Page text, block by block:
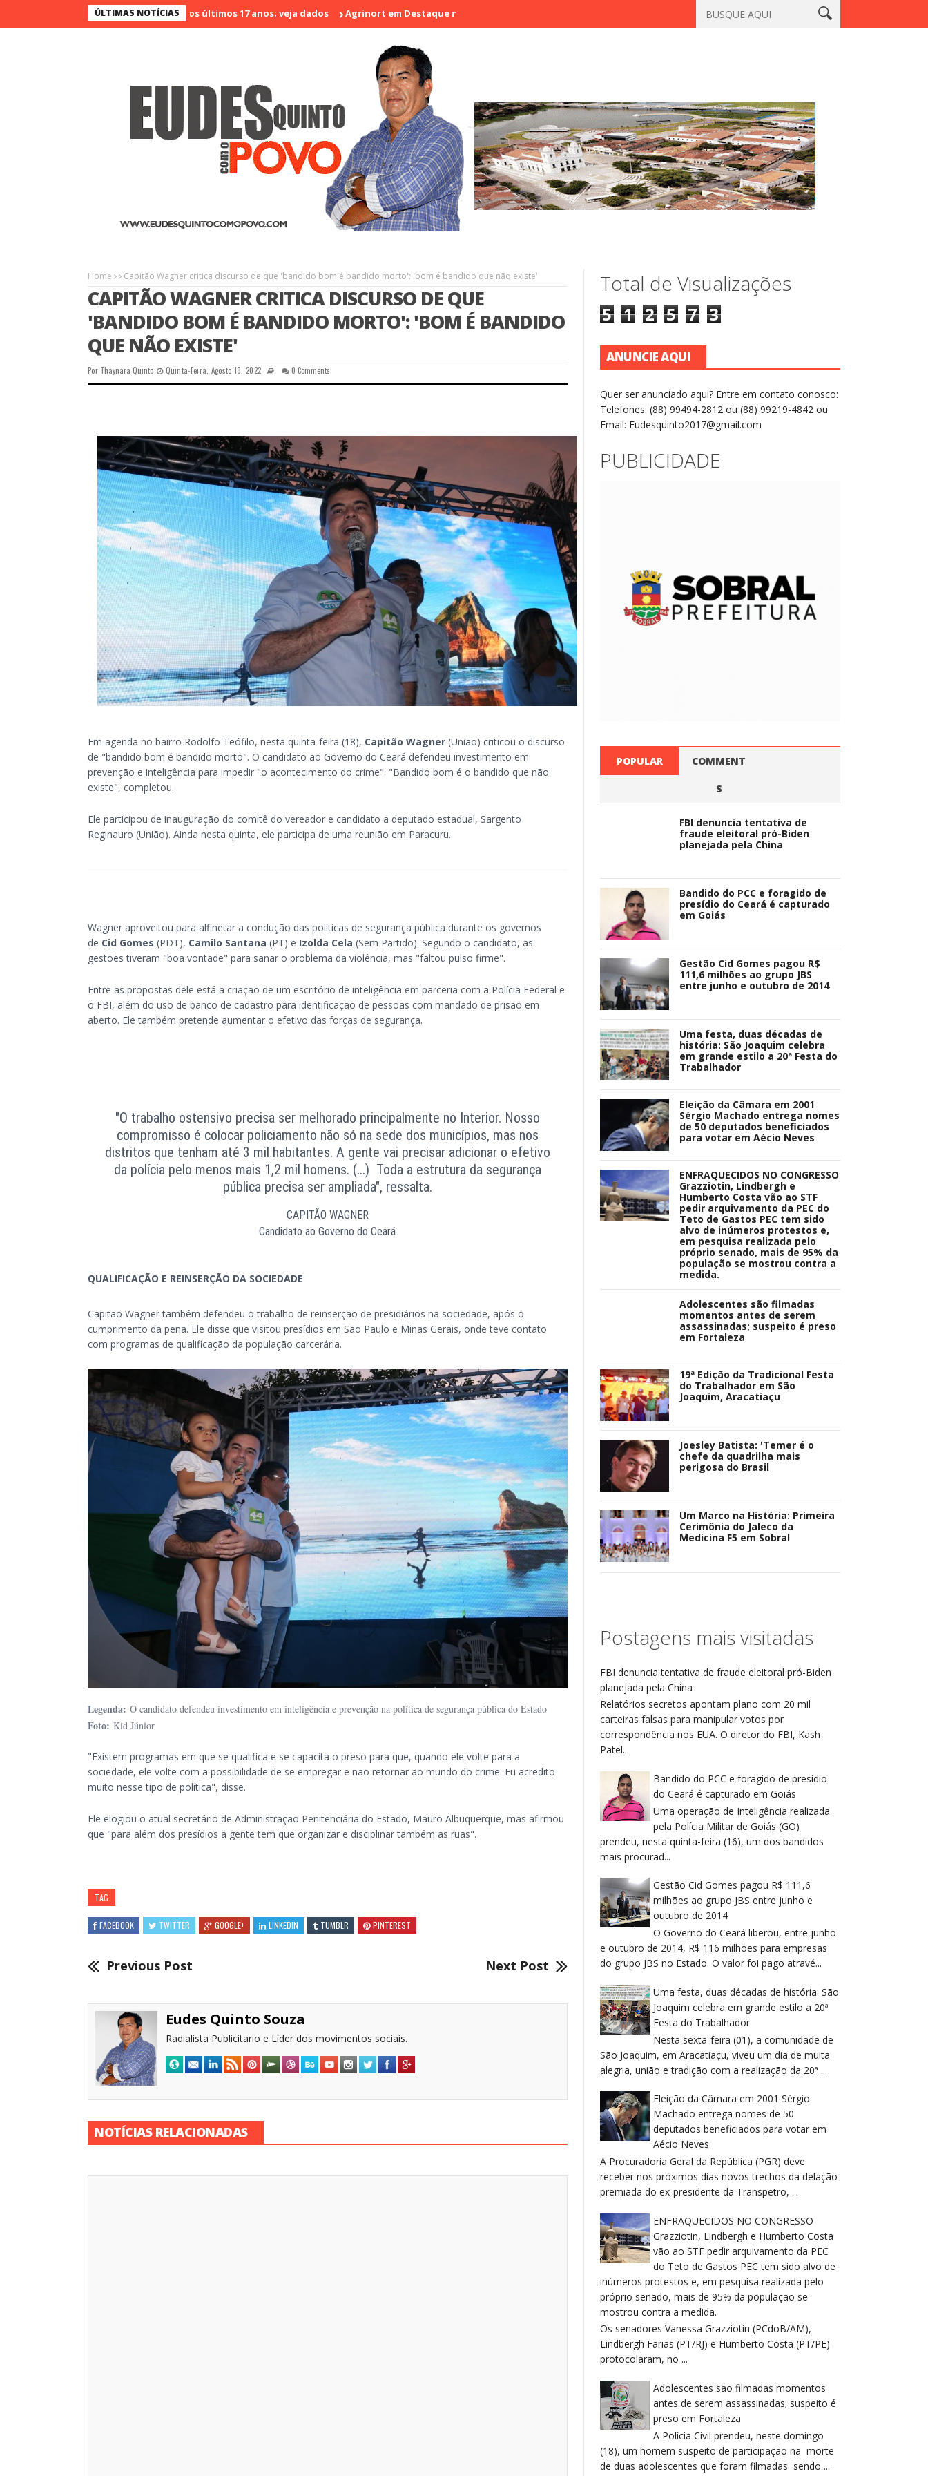
ÚLTIMAS NOTÍCIAS
Ceará é o menos violento nos últimos 17 anos; veja dados Agrinort em Destaque na I Feira de Artesãos e Produtores Rurais de Aracatiaçu, Sobral Vigilante é morto a tiros em laboratório no
Home Capitão Wagner critica discurso de que 'bandido bom é bandido morto': 'bom é bandido que não existe'
CAPITÃO WAGNER CRITICA DISCURSO DE QUE
'BANDIDO BOM É BANDIDO MORTO': 'BOM É BANDIDO
QUE NÃO EXISTE'
Por Thaynara Quinto Quinta-Feira, Agosto 18, 2022 0 Comments
Em agenda no bairro Rodolfo Teófilo, nesta quinta-feira (18), Capitão Wagner (União) criticou o discurso
de "bandido bom é bandido morto". O candidato ao Governo do Ceará defendeu investimento em
prevenção e inteligência para impedir "o acontecimento do crime". "Bandido bom é o bandido que não
existe", completou.
Ele participou de inauguração do comitê do vereador e candidato a deputado estadual, Sargento
Reginauro (União). Ainda nesta quinta, ele participa de uma reunião em Paracuru.
Wagner aproveitou para alfinetar a condução das políticas de segurança pública durante os governos
de Cid Gomes (PDT), Camilo Santana (PT) e Izolda Cela (Sem Partido). Segundo o candidato, as
gestões tiveram "boa vontade" para sanar o problema da violência, mas "faltou pulso firme".
Entre as propostas dele está a criação de um escritório de inteligência em parceria com a Polícia Federal e
o FBI, além do uso de banco de cadastro para identificação de pessoas com mandado de prisão em
aberto. Ele também pretende aumentar o efetivo das forças de segurança.
"O trabalho ostensivo precisa ser melhorado principalmente no Interior. Nosso
compromisso é colocar policiamento não só na sede dos municípios, mas nos
distritos que tenham até 3 mil habitantes. A gente vai precisar adicionar o efetivo
da polícia pelo menos mais 1,2 mil homens. (...) Toda a estrutura da segurança
pública precisa ser ampliada", ressalta.
CAPITÃO WAGNER
Candidato ao Governo do Ceará
QUALIFICAÇÃO E REINSERÇÃO DA SOCIEDADE
Capitão Wagner também defendeu o trabalho de reinserção de presidiários na sociedade, após o
cumprimento da pena. Ele disse que visitou presídios em São Paulo e Minas Gerais, onde teve contato
com programas de qualificação da população carcerária.
Legenda: O candidato defendeu investimento em inteligência e prevenção na política de segurança pública do Estado
Foto: Kid Júnior
"Existem programas em que se qualifica e se capacita o preso para que, quando ele volte para a
sociedade, ele volte com a possibilidade de se empregar e não retornar ao mundo do crime. Eu acredito
muito nesse tipo de política", disse.
Ele elogiou o atual secretário de Administração Penitenciária do Estado, Mauro Albuquerque, mas afirmou
que "para além dos presídios a gente tem que organizar e disciplinar também as ruas".
TAG
FACEBOOK TWITTER GOOGLE+ LINKEDIN TUMBLR PINTEREST
Previous Post Next Post
Eudes Quinto Souza
Radialista Publicitario e Líder dos movimentos sociais.
NOTÍCIAS RELACIONADAS
Total de Visualizações
5 1 2 5 7 3
ANUNCIE AQUI
Quer ser anunciado aqui? Entre em contato conosco:
Telefones: (88) 99494-2812 ou (88) 99219-4842 ou
Email: Eudesquinto2017@gmail.com
PUBLICIDADE
POPULAR COMMENT
S
FBI denuncia tentativa de
fraude eleitoral pró-Biden
planejada pela China
Bandido do PCC e foragido de
presídio do Ceará é capturado
em Goiás
Gestão Cid Gomes pagou R$
111,6 milhões ao grupo JBS
entre junho e outubro de 2014
Uma festa, duas décadas de
história: São Joaquim celebra
em grande estilo a 20ª Festa do
Trabalhador
Eleição da Câmara em 2001
Sérgio Machado entrega nomes
de 50 deputados beneficiados
para votar em Aécio Neves
ENFRAQUECIDOS NO CONGRESSO
Grazziotin, Lindbergh e
Humberto Costa vão ao STF
pedir arquivamento da PEC do
Teto de Gastos PEC tem sido
alvo de inúmeros protestos e,
em pesquisa realizada pelo
próprio senado, mais de 95% da
população se mostrou contra a
medida.
Adolescentes são filmadas
momentos antes de serem
assassinadas; suspeito é preso
em Fortaleza
19ª Edição da Tradicional Festa
do Trabalhador em São
Joaquim, Aracatiaçu
Joesley Batista: 'Temer é o
chefe da quadrilha mais
perigosa do Brasil
Um Marco na História: Primeira
Cerimônia do Jaleco da
Medicina F5 em Sobral
Postagens mais visitadas
FBI denuncia tentativa de fraude eleitoral pró-Biden
planejada pela China
Relatórios secretos apontam plano com 20 mil
carteiras falsas para manipular votos por
correspondência nos EUA. O diretor do FBI, Kash
Patel...
Bandido do PCC e foragido de presídio
do Ceará é capturado em Goiás
Uma operação de Inteligência realizada
pela Polícia Militar de Goiás (GO)
prendeu, nesta quinta-feira (16), um dos bandidos
mais procurad...
Gestão Cid Gomes pagou R$ 111,6
milhões ao grupo JBS entre junho e
outubro de 2014
O Governo do Ceará liberou, entre junho
e outubro de 2014, R$ 116 milhões para empresas
do grupo JBS no Estado. O valor foi pago atravé...
Uma festa, duas décadas de história: São
Joaquim celebra em grande estilo a 20ª
Festa do Trabalhador
Nesta sexta-feira (01), a comunidade de
São Joaquim, em Aracatiaçu, viveu um dia de muita
alegria, união e tradição com a realização da 20ª ...
Eleição da Câmara em 2001 Sérgio
Machado entrega nomes de 50
deputados beneficiados para votar em
Aécio Neves
A Procuradoria Geral da República (PGR) deve
receber nos próximos dias novos trechos da delação
premiada do ex-presidente da Transpetro, ...
ENFRAQUECIDOS NO CONGRESSO
Grazziotin, Lindbergh e Humberto Costa
vão ao STF pedir arquivamento da PEC
do Teto de Gastos PEC tem sido alvo de
inúmeros protestos e, em pesquisa realizada pelo
próprio senado, mais de 95% da população se
mostrou contra a medida.
Os senadores Vanessa Grazziotin (PCdoB/AM),
Lindbergh Farias (PT/RJ) e Humberto Costa (PT/PE)
protocolaram, no ...
Adolescentes são filmadas momentos
antes de serem assassinadas; suspeito é
preso em Fortaleza
A Polícia Civil prendeu, neste domingo
(18), um homem suspeito de participação na morte
de duas adolescentes que foram filmadas sendo ...